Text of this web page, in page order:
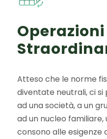
Operazioni
Atteso che le norme
diventate neutrali, ci
ad una società, a un
ad un nucleo familiare,
consono alle esigenze